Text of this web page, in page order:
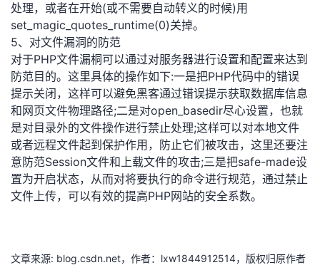
处理，或者在开始(或不需要自动转义的时候)用
set_magic_quotes_runtime(0)关掉。
5、对文件漏洞的防范
对于PHP文件漏桐可以通过对服务器进行设置和配置来达到
防范目的。这里具体的操作如下:一是把PHP代码中的错误
提示关闭，这样可以避免黑客通过错误提示获取数据库信息
和网页文件物理路径;二是对open_basedir尽心设置，也就
是对目录外的文件操作进行禁止处理;这样可以对本地文件
或者远程文件起到保护作用，防止它们被攻击，这里还要注
意防范Session文件和上载文件的攻击;三是把safe-made设
置为开启状态，从而对将要执行的命令进行规范，通过禁止
文件上传，可以有效的提高PHP网站的安全系数。
文章来源: blog.csdn.net，作者：lxw1844912514，版权归原作者